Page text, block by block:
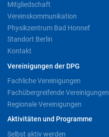
Mitgliedschaft
Vereinskommunikation
Physikzentrum Bad Honnef
Standort Berlin
Kontakt
Vereinigungen der DPG
Fachliche Vereinigungen
Fachübergreifende Vereinigungen
Regionale Vereinigungen
Aktivitäten und Programme
Selbst aktiv werden